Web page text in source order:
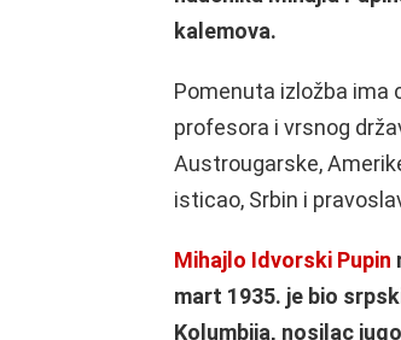
kalemova.
Pomenuta izložba ima
profesora i vrsnog
Austrougarske,
isticao, Srbin i
Mihajlo Idvorski Pupin
mart 1935. je bio
Kolumbija, nosilac